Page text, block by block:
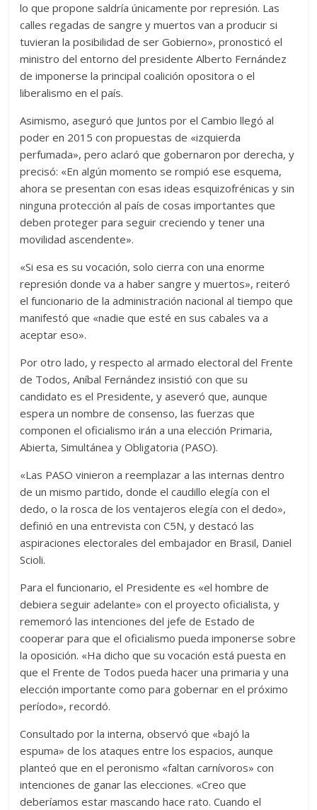
lo que propone saldría únicamente por represión. Las
calles regadas de sangre y muertos van a producir si
tuvieran la posibilidad de ser Gobierno», pronosticó el
ministro del entorno del presidente Alberto Fernández
de imponerse la principal coalición opositora o el
liberalismo en el país.
Asimismo, aseguró que Juntos por el Cambio llegó al
poder en 2015 con propuestas de «izquierda
perfumada», pero aclaró que gobernaron por derecha, y
precisó: «En algún momento se rompió ese esquema,
ahora se presentan con esas ideas esquizofrénicas y sin
ninguna protección al país de cosas importantes que
deben proteger para seguir creciendo y tener una
movilidad ascendente».
«Si esa es su vocación, solo cierra con una enorme
represión donde va a haber sangre y muertos», reiteró
el funcionario de la administración nacional al tiempo que
manifestó que «nadie que esté en sus cabales va a
aceptar eso».
Por otro lado, y respecto al armado electoral del Frente
de Todos, Aníbal Fernández insistió con que su
candidato es el Presidente, y aseveró que, aunque
espera un nombre de consenso, las fuerzas que
componen el oficialismo irán a una elección Primaria,
Abierta, Simultánea y Obligatoria (PASO).
«Las PASO vinieron a reemplazar a las internas dentro
de un mismo partido, donde el caudillo elegía con el
dedo, o la rosca de los ventajeros elegía con el dedo»,
definió en una entrevista con C5N, y destacó las
aspiraciones electorales del embajador en Brasil, Daniel
Scioli.
Para el funcionario, el Presidente es «el hombre de
debiera seguir adelante» con el proyecto oficialista, y
rememoró las intenciones del jefe de Estado de
cooperar para que el oficialismo pueda imponerse sobre
la oposición. «Ha dicho que su vocación está puesta en
que el Frente de Todos pueda hacer una primaria y una
elección importante como para gobernar en el próximo
período», recordó.
Consultado por la interna, observó que «bajó la
espuma» de los ataques entre los espacios, aunque
planteó que en el peronismo «faltan carnívoros» con
intenciones de ganar las elecciones. «Creo que
deberíamos estar mascando hace rato. Cuando el